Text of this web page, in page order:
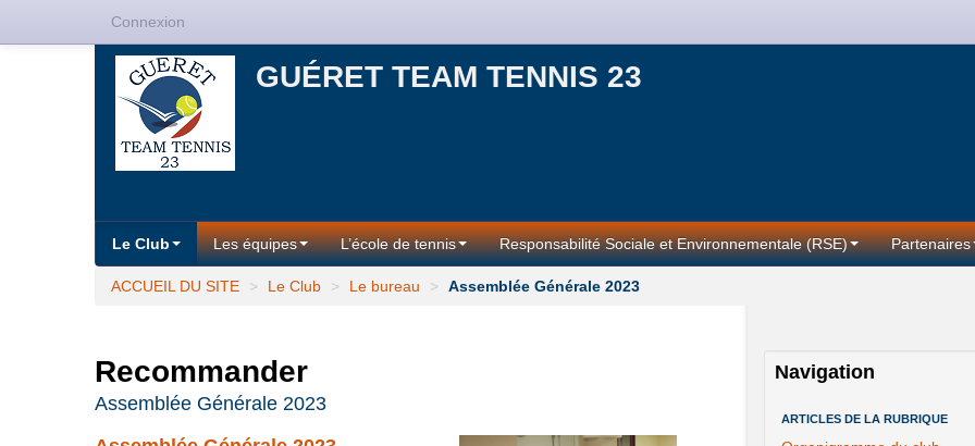
GUÉRET TEAM TENNIS 23
Le Club Les équipes L’école de tennis Responsabilité Sociale et Environnementale (RSE) Partenaires
ACCUEIL DU SITE > Le Club > Le bureau > Assemblée Générale 2023
Recommander
Assemblée Générale 2023
Navigation
ARTICLES DE LA RUBRIQUE
Connexion